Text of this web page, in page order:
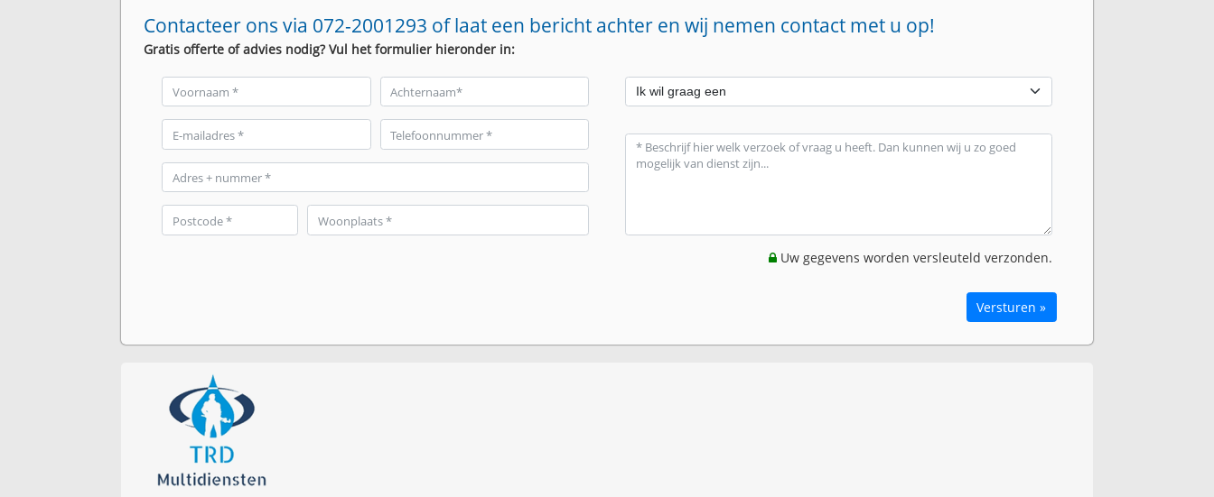
Contacteer ons via 072-2001293 of laat een bericht achter en wij nemen contact met u op!
Gratis offerte of advies nodig? Vul het formulier hieronder in:
Uw gegevens worden versleuteld verzonden.
Versturen »